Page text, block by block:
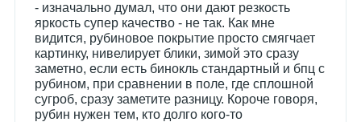
- изначально думал, что они дают резкость
яркость супер качество - не так. Как мне
видится, рубиновое покрытие просто смягчает
картинку, нивелирует блики, зимой это сразу
заметно, если есть бинокль стандартный и бпц с
рубином, при сравнении в поле, где сплошной
сугроб, сразу заметите разницу. Короче говоря,
рубин нужен тем, кто долго кого-то